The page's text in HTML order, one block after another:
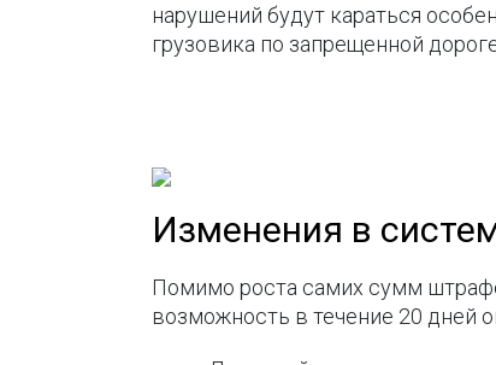
нарушений будут караться
грузовика по запрещенной
Изменения в
Помимо роста самих сумм
возможность в течение 20 дней